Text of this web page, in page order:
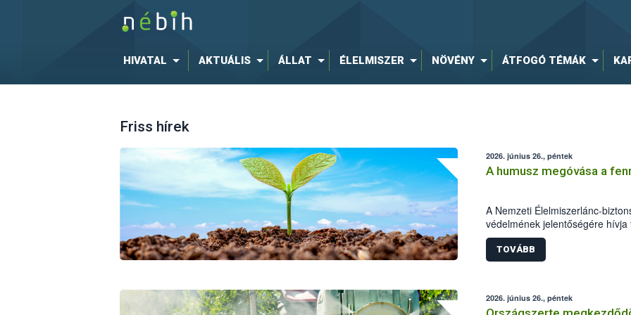
HIVATAL AKTUÁLIS ÁLLAT ÉLELMISZER NÖVÉNY ÁTFOGÓ TÉMÁK
Friss hírek
2026. június 26., péntek
A humusz megóvása a
A Nemzeti Élelmiszerlánc-
védelmének jelentőségére
földhasználathoz és a
fontos a humuszos termőréteg
felhasználása. A beruházások,
TOVÁBB
2026. június 26., péntek